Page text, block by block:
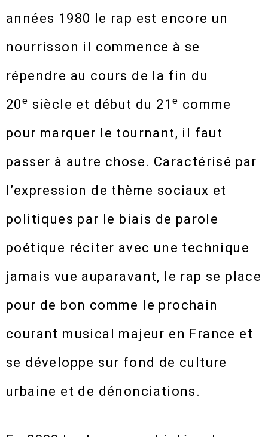
années 1980 le rap est encore un
nourrisson il commence à se
répendre au cours de la fin du
20e siècle et début du 21e comme
pour marquer le tournant, il faut
passer à autre chose. Caractérisé par
l’expression de thème sociaux et
politiques par le biais de parole
poétique réciter avec une technique
jamais vue auparavant, le rap se place
pour de bon comme le prochain
courant musical majeur en France et
se développe sur fond de culture
urbaine et de dénonciations.